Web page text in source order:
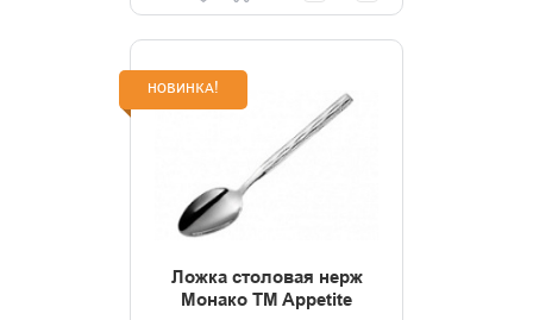
НОВИНКА!
Ложка столовая нерж
Монако TM Appetite